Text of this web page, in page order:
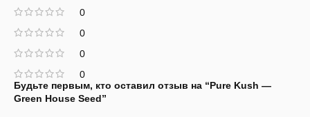
0
0
0
0
Будьте первым, кто оставил отзыв на “Pure Kush —
Green House Seed”